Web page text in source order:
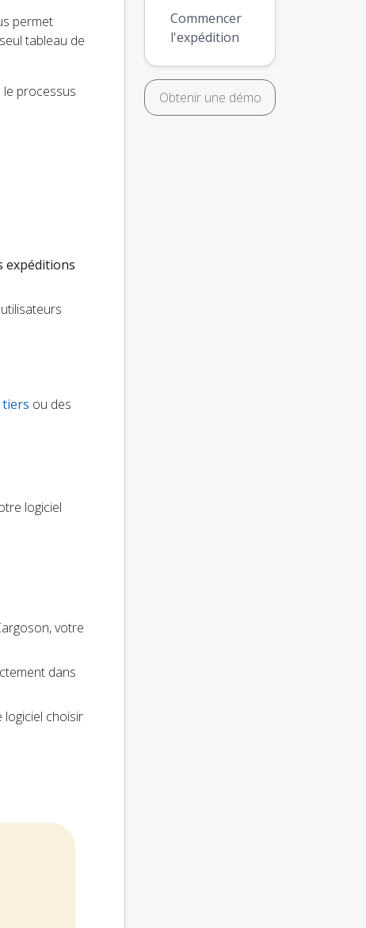
permet
tableau de
le processus
expéditions
ou des
logiciel
votre
dans
logiciel choisir
Commencer
l'expédition
Obtenir une démo